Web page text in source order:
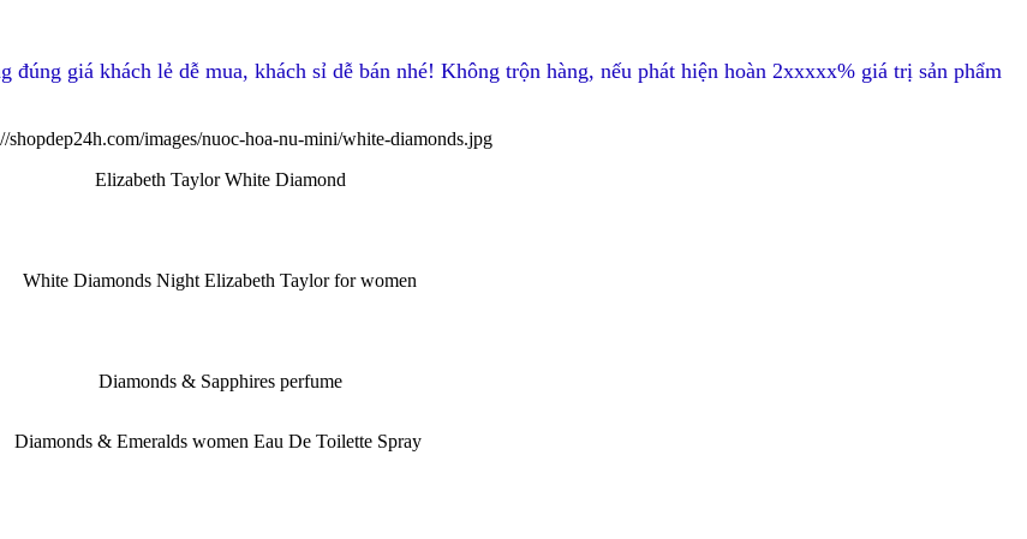
đúng giá khách lẻ dễ mua, khách sỉ dễ bán nhé! Không trộn hàng, nếu phát hiện hoàn 2xxxxx% giá trị sản phẩm
Elizabeth Taylor White Diamond
White Diamonds Night Elizabeth Taylor for women
Diamonds & Sapphires perfume
Diamonds & Emeralds women Eau De Toilette Spray